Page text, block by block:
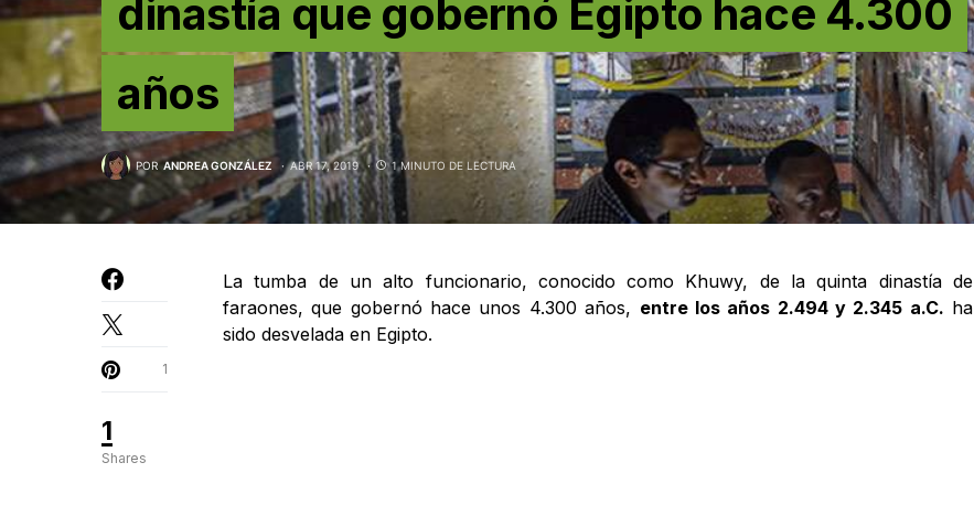
dinastía que gobernó Egipto hace 4.300
años
POR ANDREA GONZÁLEZ ABR 17, 2019 1 MINUTO DE LECTURA
1
Shares
1
La tumba de un alto funcionario, conocido como Khuwy, de la quinta dinastía de
faraones, que gobernó hace unos 4.300 años, entre los años 2.494 y 2.345 a.C. ha
sido desvelada en Egipto.